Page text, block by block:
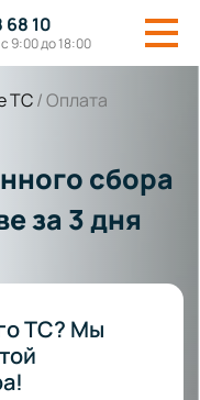
68 10
9:00 до 18:00
ТС/Оплата
сбора
за 3 дня
ТС? Мы